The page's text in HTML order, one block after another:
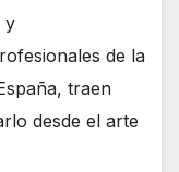
y
de la
traen
desde el arte